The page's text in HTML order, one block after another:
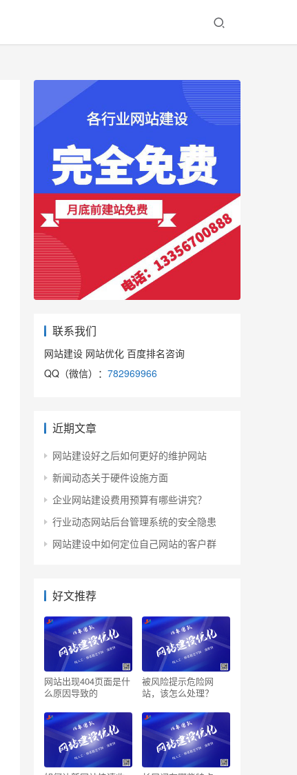
联系我们
网站建设 网站优化 百度排名咨询
QQ（微信）： 782969966
近期文章
网站建设好之后如何更好的维护网站
新闻动态关于硬件设施方面
企业网站建设费用预算有哪些讲究？
行业动态网站后台管理系统的安全隐患
网站建设中如何定位自己网站的客户群
好文推荐
网站出现404页面是什
么原因导致的
被风险提示危险网
站，该怎么处理？